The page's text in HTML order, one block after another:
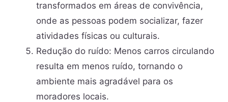
transformados em áreas de convivência,
onde as pessoas podem socializar, fazer
atividades físicas ou culturais.
Redução do ruído: Menos carros circulando
resulta em menos ruído, tornando o
ambiente mais agradável para os
moradores locais.